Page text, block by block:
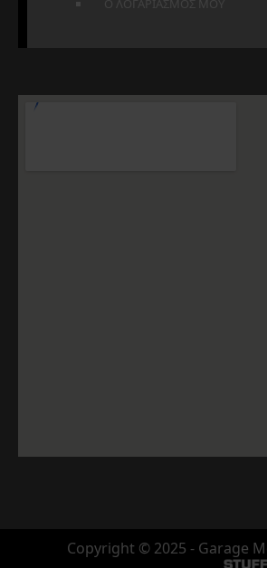
Ο ΛΟΓΑΡΙΑΣΜΟΣ ΜΟΥ
Copyright © 2025 - Garage